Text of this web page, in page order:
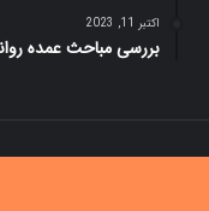
اکتبر 11, 2023
بررسی مباحث عمده